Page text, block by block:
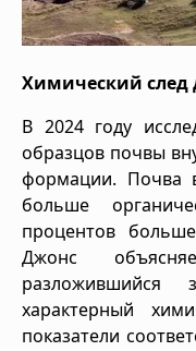
Химический след
В 2024 году
образцов почвы
формации. Почва
больше
процентов
Джонс
разложившийся
характерный
показатели